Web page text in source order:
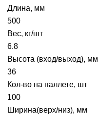
Длина, мм
500
Вес, кг/шт
6.8
Высота (вход/выход), мм
36
Кол-во на паллете, шт
100
Ширина(верх/низ), мм